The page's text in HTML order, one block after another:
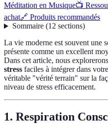
Méditation en Musique📺
achat🔗 Produits recommandés
Sommaire(12 sections)
La vie moderne est souvent une
présente comme un excellent
Dans cet article, nous explorerons
stress faciles à intégrer dans
véritable "vérité terrain" sur la
niveau de stress efficacement.
1. Respiration